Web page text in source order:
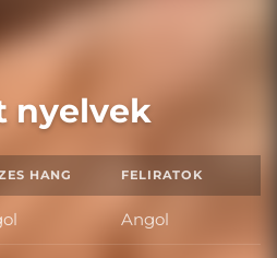
nyelvek
HANG FELIRATOK
Angol